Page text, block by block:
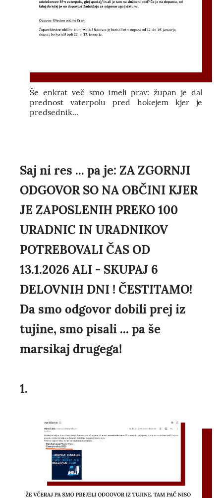
Še enkrat več smo imeli prav: župan je dal
prednost vaterpolu pred hokejem kjer je
predsednik...
Saj ni res ... pa je: ZA ZGORNJI
ODGOVOR SO NA OBČINI KJER
JE ZAPOSLENIH PREKO 100
URADNIC IN URADNIKOV
POTREBOVALI ČAS OD
13.1.2026 ALI - SKUPAJ 6
DELOVNIH DNI ! ČESTITAMO!
Da smo odgovor dobili prej iz
tujine, smo pisali ... pa še
marsikaj drugega!
1.